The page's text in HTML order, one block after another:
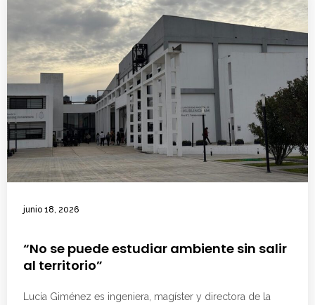
junio 18, 2026
“No se puede estudiar ambiente sin salir
al territorio”
Lucía Giménez es ingeniera, magíster y directora de la